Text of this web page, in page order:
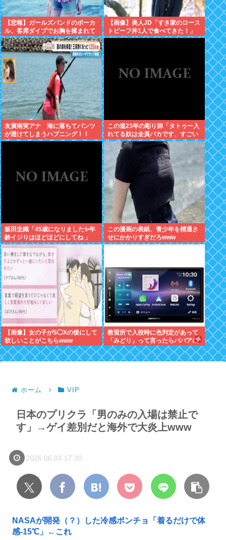
【悲報】ガールズバンドのボーカ
ル、客席ダイブでお胸を揉まれて
ガチギレ←これｗｗ
【画像】美人JD「すき家のロース
トビーフ丼1人で食べてきた！」
←合成みたいと話題にwww
友廣南実アナ 海に落ちてパンツ
が透けてしまうハプニング！！
【GIF動画あり】
この道23年の彫り師「タトゥー入
れてる奴は全員バカです、すごい
民度低い」
飯田圭織「45歳になりました✨年
齢イジりはほどほどにしてね 」
この漫画の表紙、青少年を精通さ
せにかかりすぎだろwww
【画像】女の子がS◯Xの後にして
欲しいことがこちらwww
教習所で入校時に色判定があって
「みどり」って言ったらババアに
「常識的に考えて青でしょ」って
キレられたわ
ホーム VIP
日本のプリクラ「男のみの入場は禁止で
す」→ゲイ差別だと海外で大炎上www
2026.06.03 17:30
NASAが開発（？）した冷感ポンチョ「着るだけで体
感-15℃」←これ